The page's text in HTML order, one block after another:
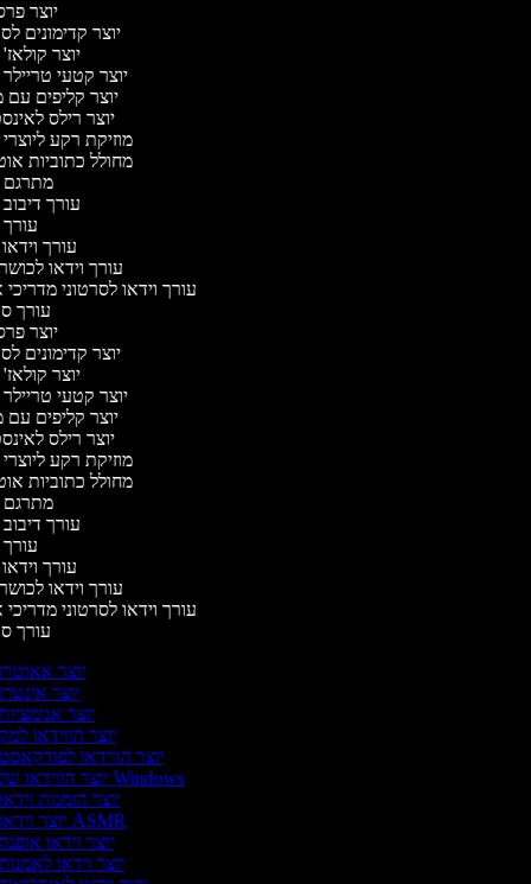
יוצר
יוצר קדימונים
יוצר
יוצר קטעי
יוצר קליפים
יוצר רילס
מוזיקת רקע
מחולל כתוביות
עורך
עורך
עורך וידאו
עורך וידאו לסרטוני
עורך
יוצר
יוצר קדימונים
יוצר
יוצר קטעי
יוצר קליפים
יוצר רילס
מוזיקת רקע
מחולל כתוביות
עורך
עורך
עורך וידאו
עורך וידאו לסרטוני
עורך
יוצר
יוצר
יוצר
יוצר הווידאו
יוצר הווידאו
יוצר הווידאו של Windows
יוצר הזמנות
יוצר וידאו ASMR
יוצר וידאו
יוצר וידאו